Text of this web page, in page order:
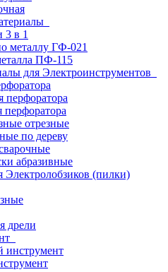
3 в 1
металлу ГФ-021
ПФ-115
для Электроинструментов
перфоратора
перфоратора
отрезные
по дереву
абразивные
Электролобзиков (пилки)
дрели
инструмент